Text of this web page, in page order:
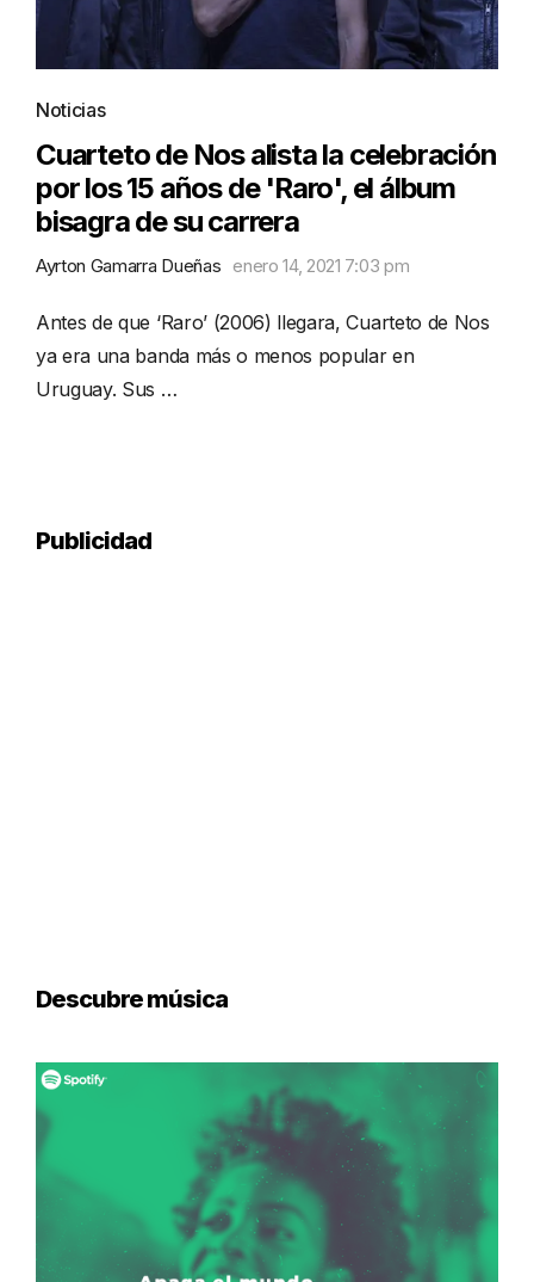
Noticias
Cuarteto de Nos alista la celebración
por los 15 años de 'Raro', el álbum
bisagra de su carrera
Ayrton Gamarra Dueñas enero 14, 2021 7:03 pm
Antes de que ‘Raro’ (2006) llegara, Cuarteto de Nos
ya era una banda más o menos popular en
Uruguay. Sus …
Publicidad
Descubre música